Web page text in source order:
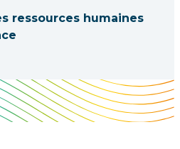
ressources humaines